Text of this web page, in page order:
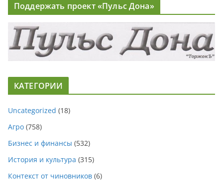
Поддержать проект «Пульс Дона»
КАТЕГОРИИ
Uncategorized (18)
Агро (758)
Бизнес и финансы (532)
История и культура (315)
Контекст от чиновников (6)